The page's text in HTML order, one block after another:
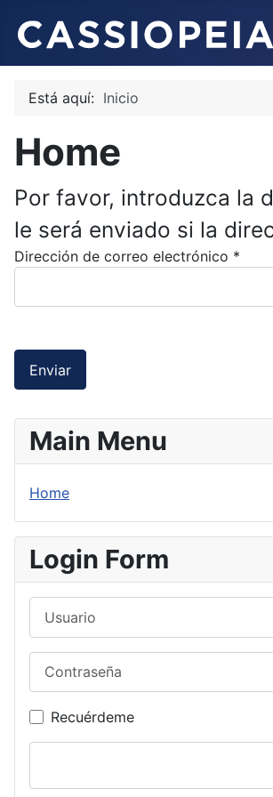
Está aquí: Inicio
Home
Por favor, introduzca la
le será enviado si la
Dirección de correo electrónico *
Enviar
Main Menu
Home
Login Form
Recuérdeme